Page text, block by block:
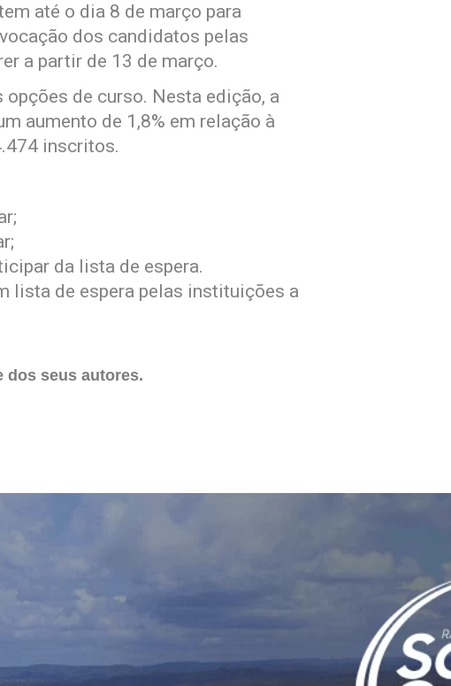
até o dia 8 de março para
dos candidatos pelas
a partir de 13 de março.
de curso. Nesta edição, a
aumento de 1,8% em relação à
inscritos.
da lista de espera.
lista de espera pelas instituições a
dos seus autores.